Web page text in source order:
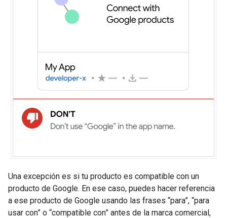
Una excepción es si tu producto es compatible con un
producto de Google. En ese caso, puedes hacer referencia
a ese producto de Google usando las frases “para”, “para
usar con” o “compatible con” antes de la marca comercial,